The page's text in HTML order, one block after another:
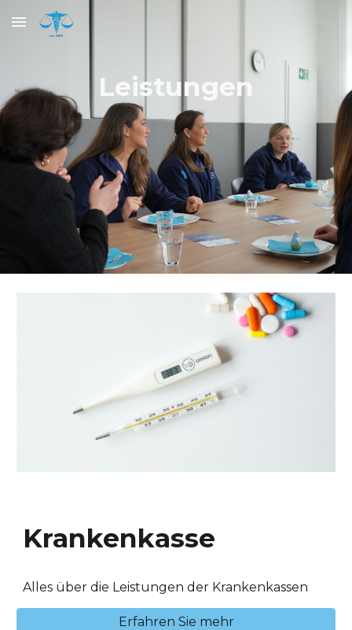
Skip to main content
Leistungen
Krankenkasse
Alles über die Leistungen der Kranken kassen
Erfahren Sie mehr